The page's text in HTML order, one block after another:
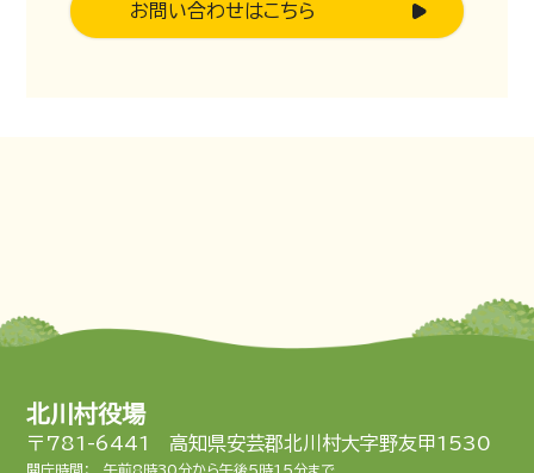
お問い合わせはこちら
北川村役場
〒781-6441 高知県安芸郡北川村大字野友甲1530
開庁時間： 午前8時30分から午後5時15分まで